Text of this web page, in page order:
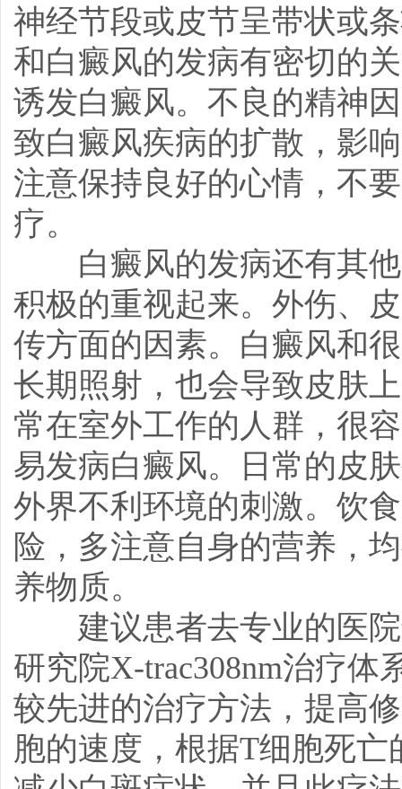
神经节段或皮节呈带状或
和白癜风的发病有密切的
诱发白癜风。不良的精神
致白癜风疾病的扩散，影
注意保持良好的心情，不
疗。
白癜风的发病还有其他
积极的重视起来。外伤、
传方面的因素。白癜风和
长期照射，也会导致皮肤
常在室外工作的人群，很
易发病白癜风。日常的皮
外界不利环境的刺激。饮
险，多注意自身的营养，
养物质。
建议患者去专业的医院
研究院X-trac308nm治疗体
较先进的治疗方法，提高
胞的速度，根据T细胞死